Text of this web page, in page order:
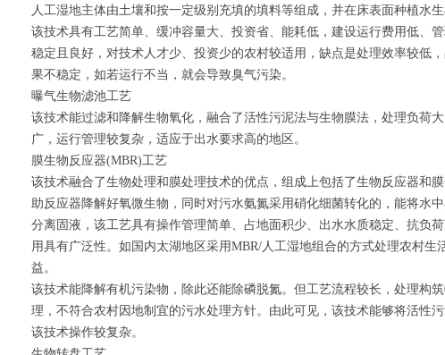
人工湿地主体由土壤和按一定级别充填的填料等组成，并在床表面种植水
该技术具有工艺简单、缓冲容量大、投资省、能耗低，建设运行费用低、
稳定且良好，对技术人才少、投资少的农村较适用，缺点是处理效率较低
果不稳定，如若运行不当，就会导致臭气污染。
曝气生物滤池工艺
该技术能过滤和降解生物氧化，融合了活性污泥法与生物膜法，处理负荷
广，运行管理较复杂，适应于出水要求高的地区。
膜生物反应器(MBR)工艺
该技术融合了生物处理和膜处理技术的优点，组成上包括了生物反应器和
助反应器降解好氧微生物，同时对污水氨氮采用硝化细菌转化的，能将水
分离固液，该工艺具有操作管理简单、占地面积少、出水水质稳定、抗负
用具有广泛性。如国内太湖地区采用MBR/人工湿地组合的方式处理农村生
益。
该技术能降解有机污染物，除此还能除磷脱氮。但工艺流程较长，处理构
理，不符合农村因地制宜的污水处理方针。由此可见，该技术能够将活性
该技术操作较复杂。